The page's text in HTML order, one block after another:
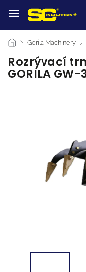
/ Gorila Machinery /
Rozrývací
GORILA